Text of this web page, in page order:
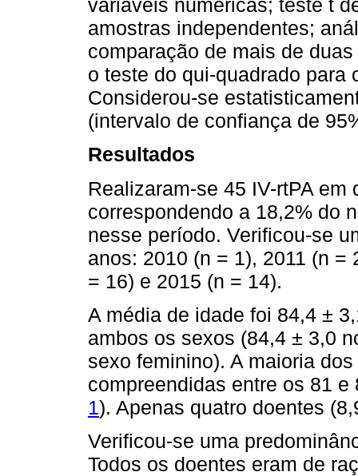
variáveis numéricas; teste t
amostras independentes;
comparação de mais de
o teste do qui-quadrado
Considerou-se
(intervalo de confiança de
Resultados
Realizaram-se 45 IV-rtPA
correspondendo a 18,2% do
nesse período. Verificou-se
anos: 2010 (n = 1), 2011 (n =
= 16) e 2015 (n = 14).
A média de idade foi 84,4 ±
ambos os sexos (84,4 ± 3,0
sexo feminino). A maioria
compreendidas entre os 81
1). Apenas quatro doentes
Verificou-se uma
Todos os doentes eram de